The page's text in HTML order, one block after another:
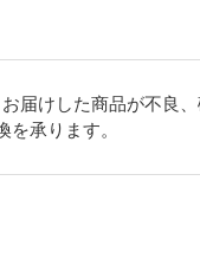
届けした商品が不良、
承ります。